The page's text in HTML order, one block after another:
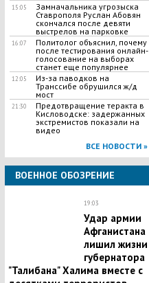
15:05
Замначальника угрозыска
Ставрополя Руслан Абовян
скончался после девяти
выстрелов на парковке
16:07
Политолог объяснил, почему
после тестирования онлайн-
голосование на выборах
станет еще популярнее
12:05
Из-за паводков на
Транссибе обрушился ж/д
мост
21:30
Предотвращение теракта в
Кисловодске: задержанных
экстремистов показали на
видео
ВСЕ НОВОСТИ »
ВОЕННОЕ ОБОЗРЕНИЕ
19:03
Удар армии
Афганистана
лишил жизни
губернатора
"Талибана" Халима вместе с